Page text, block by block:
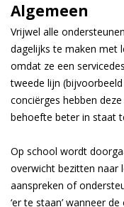
Algemeen
Vrijwel alle
dagelijks te maken met
omdat ze een
tweede lijn
conciërges hebben
behoefte beter in staat
Op school wordt
overwicht bezitten naar
aanspreken of
‘er te staan’ wanneer